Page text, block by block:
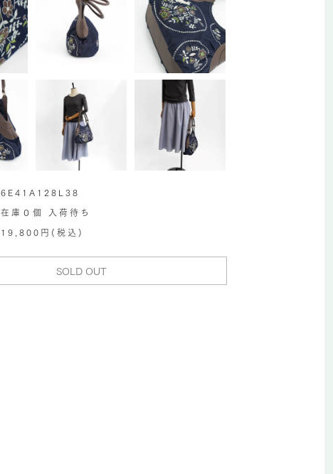
6E41A128L38
在庫０個 入荷待ち
19,800円(税込)
SOLD OUT